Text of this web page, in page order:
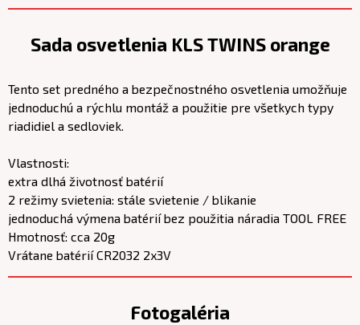
Sada osvetlenia KLS TWINS orange
Tento set predného a bezpečnostného osvetlenia umožňuje
jednoduchú a rýchlu montáž a použitie pre všetkych typy
riadidiel a sedloviek.
Vlastnosti:
extra dlhá životnosť batérií
2 režimy svietenia: stále svietenie / blikanie
jednoduchá výmena batérií bez použitia náradia TOOL FREE
Hmotnosť: cca 20g
Vrátane batérií CR2032 2x3V
Fotogaléria